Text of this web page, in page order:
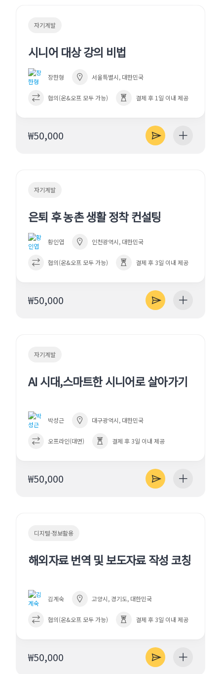
자기계발
시니어 대상 강의 비법
장한형 서울특별시, 대한민국
협의(온&오프 모두 가능) 결제 후 1일 이내 제공
₩50,000
자기계발
은퇴 후 농촌 생활 정착 컨설팅
황인엽 인천광역시, 대한민국
협의(온&오프 모두 가능) 결제 후 3일 이내 제공
₩50,000
자기계발
AI 시대,스마트한 시니어로 살아가기
박성근 대구광역시, 대한민국
오프라인(대면) 결제 후 3일 이내 제공
₩50,000
디지털·정보활용
해외자료 번역 및 보도자료 작성 코칭
김계숙 고양시, 경기도, 대한민국
협의(온&오프 모두 가능) 결제 후 3일 이내 제공
₩50,000